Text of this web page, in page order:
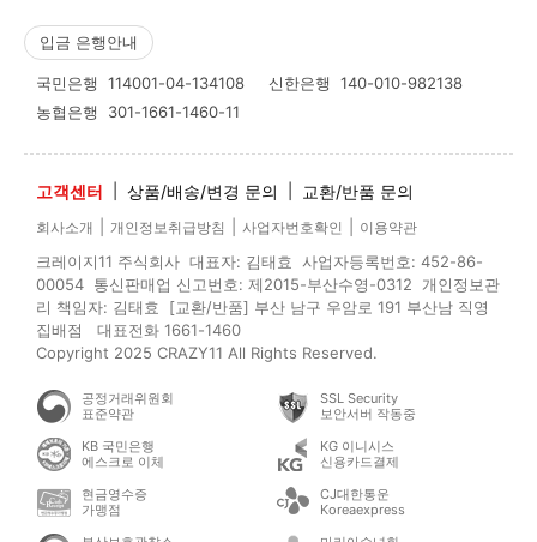
입금 은행안내
국민은행 114001-04-134108 신한은행 140-010-982138
농협은행 301-1661-1460-11
고객센터 상품/배송/변경 문의 교환/반품 문의
회사소개 개인정보취급방침 사업자번호확인 이용약관
크레이지11 주식회사 대표자: 김태효 사업자등록번호: 452-86-
00054 통신판매업 신고번호: 제2015-부산수영-0312 개인정보관
리 책임자: 김태효 [교환/반품] 부산 남구 우암로 191 부산남 직영
집배점 대표전화 1661-1460
Copyright 2025 CRAZY11 All Rights Reserved.
공정거래위원회
표준약관
SSL Security
보안서버 작동중
KB 국민은행
에스크로 이체
KG 이니시스
신용카드결제
현금영수증
가맹점
CJ대한통운
Koreaexpress